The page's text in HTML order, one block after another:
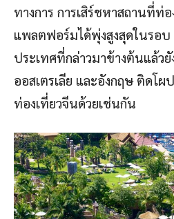
ทางการ การเสิร์ชหาสถานที่ท่
แพลตฟอร์มได้พุ่งสูงสุดในรอบ
ประเทศที่กล่าวมาข้างต้นแล้วยั
ออสเตรเลีย และอังกฤษ ติดโ
ท่องเที่ยวจีนด้วยเช่นกัน